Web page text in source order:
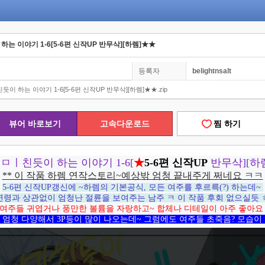
하는 이야기 1-6[5-6편 신작UP 반무삭][하렘]★★
등록자 belightnsalt
듯이 하는 이야기 1-6[5-6편 신작UP 반무삭][하렘]★★.zip
뷰어 바로보기 고속다운로드 찜 하기
ㅣ친듯이 하는 이야기 1-6[★5-6편 신작UP 반무삭][하
** 이 작품 하렘 연작스토리~예상밖 엄청 끝내주게 쩌네요 ㅋㅋ
5-6편 신작UP갱신에 ~하렘의 기본공식, 모든 여주를 후르륵(?) 하는데~
령과 상관없이 엄청난 절륜을 보여주는 남주 ㅋ 이 작품 후회 없으실듯
여주들 귀엽거나 풍만한 볼륨을 자랑하고~ 합체나 디테일이 아주 좋아요
엄청 다양해서 3P등이 많이 나오는데~ 그럼에도 여주들 초죽음? 모습